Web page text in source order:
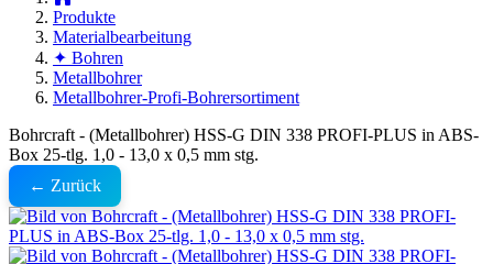
Produkte
Materialbearbeitung
✦ Bohren
Metallbohrer
Metallbohrer-Profi-Bohrersortiment
Bohrcraft - (Metallbohrer) HSS-G DIN 338 PROFI-PLUS in ABS-
Box 25-tlg. 1,0 - 13,0 x 0,5 mm stg.
← Zurück